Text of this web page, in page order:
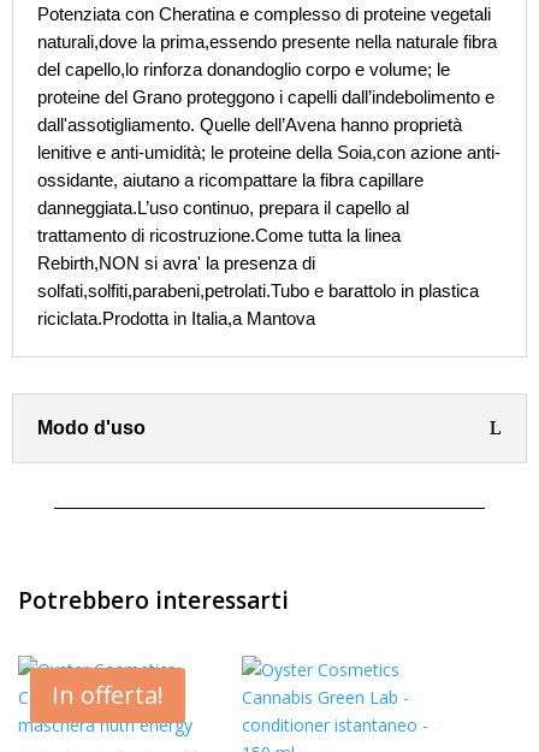
Potenziata con Cheratina e complesso di proteine vegetali
naturali,dove la prima,essendo presente nella naturale fibra
del capello,lo rinforza donandoglio corpo e volume; le
proteine del Grano proteggono i capelli dall’indebolimento e
dall'assotigliamento. Quelle dell’Avena hanno proprietà
lenitive e anti-umidità; le proteine della Soia,con azione anti-
ossidante, aiutano a ricompattare la fibra capillare
danneggiata.L’uso continuo, prepara il capello al
trattamento di ricostruzione.Come tutta la linea
Rebirth,NON si avra' la presenza di
solfati,solfiti,parabeni,petrolati.Tubo e barattolo in plastica
riciclata.Prodotta in Italia,a Mantova
Modo d'uso
Potrebbero interessarti
In offerta!